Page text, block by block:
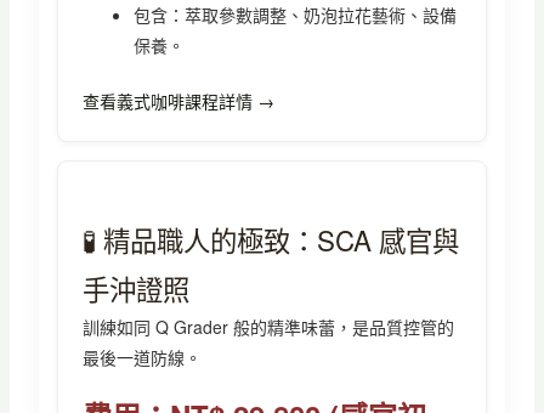
包含：萃取參數調整、奶泡拉花藝術、設備
保養。
查看義式咖啡課程詳情 →
🧪 精品職人的極致：SCA 感官與
手沖證照
訓練如同 Q Grader 般的精準味蕾，是品質控管的
最後一道防線。